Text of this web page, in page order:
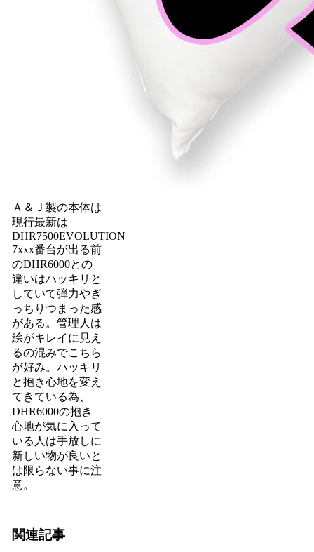
Ａ＆Ｊ製の本体は
現行最新は
DHR7500EVOLUTION
7xxx番台が出る前
のDHR6000との
違いはハッキリと
していて弾力やぎ
っちりつまった感
がある。管理人は
絵がキレイに見え
るの混みでこちら
が好み。ハッキリ
と抱き心地を変え
てきている為、
DHR6000の抱き
心地が気に入って
いる人は手放しに
新しい物が良いと
は限らない事に注
意。
関連記事